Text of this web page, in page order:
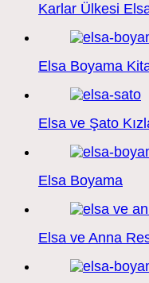
Karlar Ülkesi
Elsa Boyama
Elsa ve Şato
Elsa Boyama
Elsa ve Anna